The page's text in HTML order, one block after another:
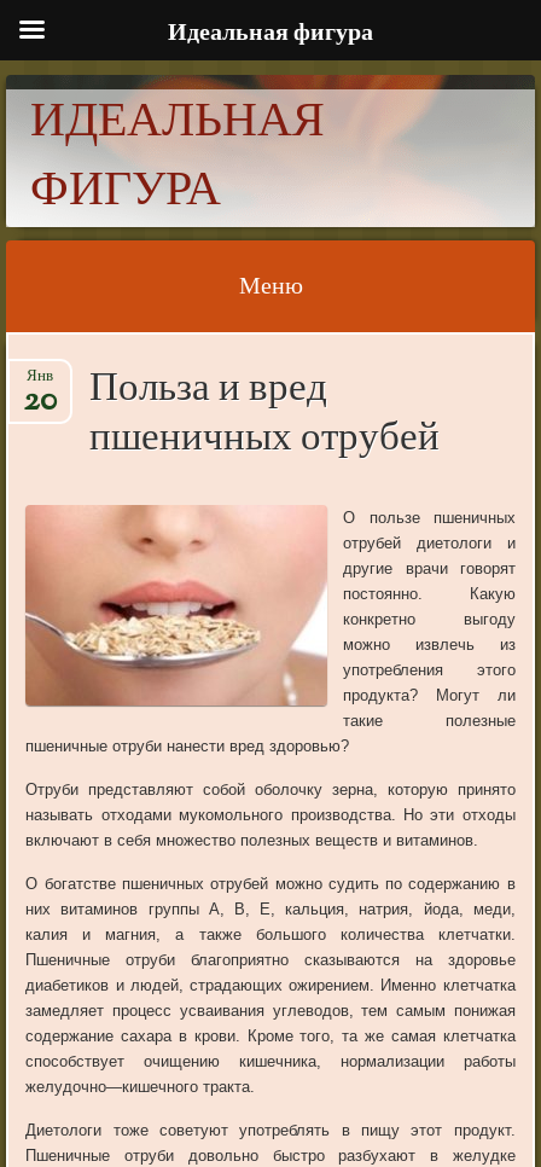
ИДЕАЛЬНАЯ
ФИГУРА
Меню
Skip to content
Польза и вред
пшеничных отрубей
Янв
20
О пользе
пшеничных
отрубей
диетологи
и
другие
врачи
говорят
постоянно.
Какую
конкретно
выгоду
можно
извлечь
из
употребления
этого
продукта? Могут
ли
такие
полезные
пшеничные отруби нанести вред здоровью?
Отруби представляют собой оболочку зерна, которую
принято
называть отходами мукомольного производства. Но эти отходы
включают в себя множество полезных веществ и витаминов.
О богатстве пшеничных отрубей можно судить по содержанию в
них
витаминов группы A, B, E,кальция, натрия, йода, меди,
калия
и магния,а также большого количества клетчатки.
Пшеничные
отруби благоприятно сказываются на
здоровье
диабетиков и людей, страдающих ожирением. Именно клетчатка
замедляет процесс усваивания углеводов,тем самым понижая
содержание сахара в крови. Кроме того,та же самая клетчатка
способствует
очищению кишечника, нормализации
работы
желудочно—кишечного тракта.
Диетологи тоже советуют употреблять в пищу этот продукт.
Пшеничные
отруби довольно быстро разбухают в
желудке
Идеальная фигура